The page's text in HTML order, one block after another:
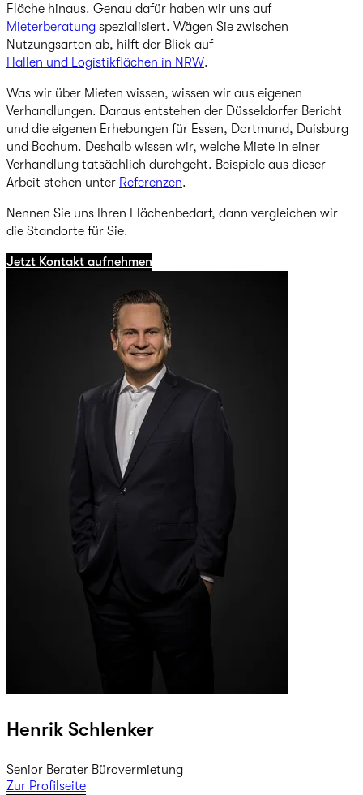
Fläche hinaus. Genau dafür haben wir uns auf
Mieterberatung spezialisiert. Wägen Sie zwischen
Nutzungsarten ab, hilft der Blick auf
Hallen und Logistikflächen in NRW.
Was wir über Mieten wissen, wissen wir aus eigenen
Verhandlungen. Daraus entstehen der Düsseldorfer Bericht
und die eigenen Erhebungen für Essen, Dortmund, Duisburg
und Bochum. Deshalb wissen wir, welche Miete in einer
Verhandlung tatsächlich durchgeht. Beispiele aus dieser
Arbeit stehen unter Referenzen.
Nennen Sie uns Ihren Flächenbedarf, dann vergleichen wir
die Standorte für Sie.
Jetzt Kontakt aufnehmen
Henrik Schlenker
Senior Berater Bürovermietung
Zur Profilseite